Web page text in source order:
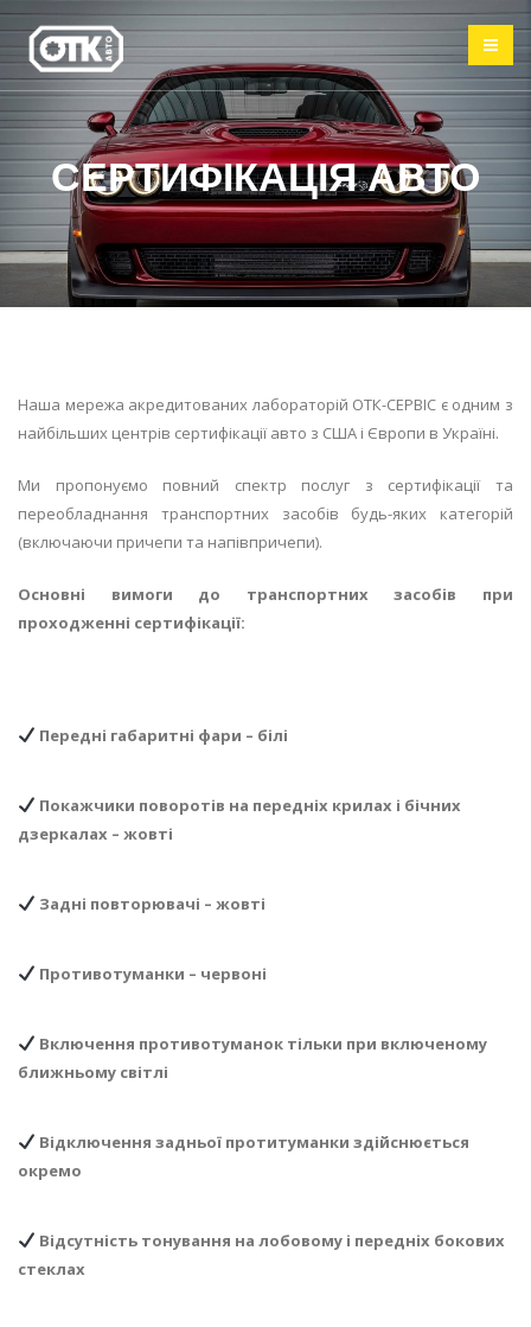
СЕРТИФІКАЦІЯ АВТО
Наша мережа акредитованих лабораторій ОТК-СЕРВІС є одним з
найбільших центрів сертифікації авто з США і Європи в Україні.
Ми пропонуємо повний спектр послуг з сертифікації та
переобладнання транспортних засобів будь-яких категорій
(включаючи причепи та напівпричепи).
Основні вимоги до транспортних засобів при
проходженні сертифікації:
Передні габаритні фари – білі
Покажчики поворотів на передніх крилах і бічних
дзеркалах – жовті
Задні повторювачі – жовті
Противотуманки – червоні
Включення противотуманок тільки при включеному
ближньому світлі
Відключення задньої протитуманки здійснюється
окремо
Відсутність тонування на лобовому і передніх бокових
стеклах